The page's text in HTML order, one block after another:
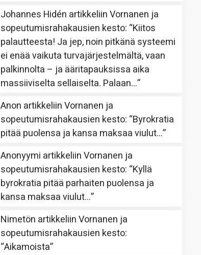
Johannes Hidén artikkeliinVornanen ja
sopeutumisrahakausien kesto: “Kiitos
palautteesta! Ja jep, noin pitkänä systeemi
ei enää vaikuta turvajärjestelmältä, vaan
palkinnolta – ja ääritapauksissa aika
massiiviselta sellaiselta. Palaan…”
Anon artikkeliinVornanen ja
sopeutumisrahakausien kesto: “Byrokratia
pitää puolensa ja kansa maksaa viulut…”
Anonyymi artikkeliinVornanen ja
sopeutumisrahakausien kesto: “Kyllä
byrokratia pitää parhaiten puolensa ja
kansa maksaa viulut…”
Nimetön artikkeliinVornanen ja
sopeutumisrahakausien kesto:
“Aikamoista”